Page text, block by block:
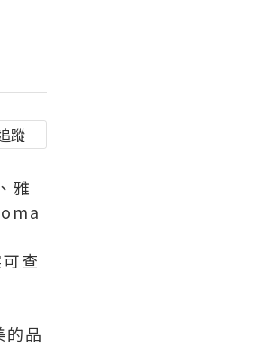
蹤
雅
查
品